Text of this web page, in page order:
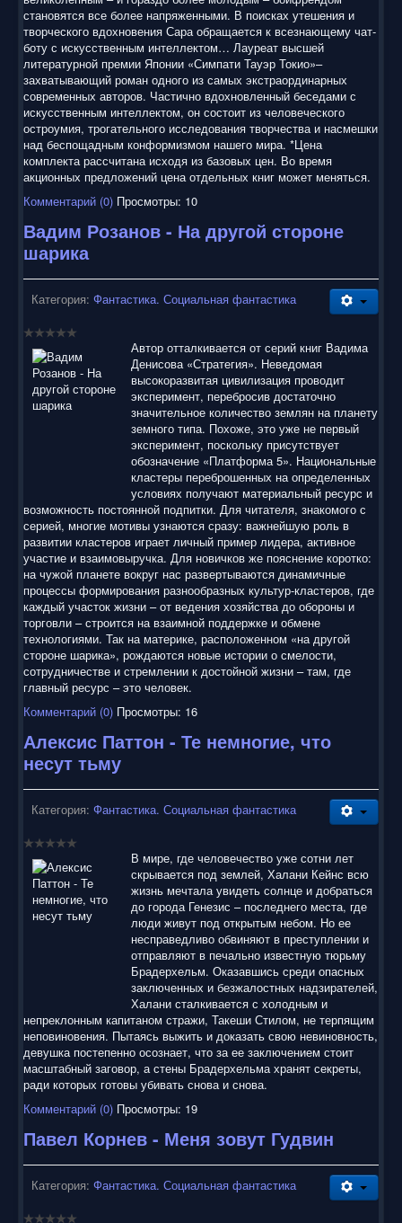
становятся все более напряженными. В поисках утешения и
творческого вдохновения Сара обращается к всезнающему чат-
боту с искусственным интеллектом… Лауреат высшей
литературной премии Японии «Симпати Тауэр Токио»–
захватывающий роман одного из самых экстраординарных
современных авторов. Частично вдохновленный беседами с
искусственным интеллектом, он состоит из человеческого
остроумия, трогательного исследования творчества и насмешки
над беспощадным конформизмом нашего мира. *Цена
комплекта рассчитана исходя из базовых цен. Во время
акционных предложений цена отдельных книг может меняться.
Комментарий (0) Просмотры: 10
Вадим Розанов - На другой стороне
шарика
Категория: Фантастика. Социальная фантастика
Автор отталкивается от серий книг Вадима
Денисова «Стратегия». Неведомая
высокоразвитая цивилизация проводит
эксперимент, перебросив достаточно
значительное количество землян на планету
земного типа. Похоже, это уже не первый
эксперимент, поскольку присутствует
обозначение «Платформа 5». Национальные
кластеры переброшенных на определенных
условиях получают материальный ресурс и
возможность постоянной подпитки. Для читателя, знакомого с
серией, многие мотивы узнаются сразу: важнейшую роль в
развитии кластеров играет личный пример лидера, активное
участие и взаимовыручка. Для новичков же пояснение коротко:
на чужой планете вокруг нас развертываются динамичные
процессы формирования разнообразных культур-кластеров, где
каждый участок жизни – от ведения хозяйства до обороны и
торговли – строится на взаимной поддержке и обмене
технологиями. Так на материке, расположенном «на другой
стороне шарика», рождаются новые истории о смелости,
сотрудничестве и стремлении к достойной жизни – там, где
главный ресурс – это человек.
Комментарий (0) Просмотры: 16
Алексис Паттон - Те немногие, что
несут тьму
Категория: Фантастика. Социальная фантастика
В мире, где человечество уже сотни лет
скрывается под землей, Халани Кейнс всю
жизнь мечтала увидеть солнце и добраться
до города Генезис – последнего места, где
люди живут под открытым небом. Но ее
несправедливо обвиняют в преступлении и
отправляют в печально известную тюрьму
Брадерхельм. Оказавшись среди опасных
заключенных и безжалостных надзирателей,
Халани сталкивается с холодным и
непреклонным капитаном стражи, Такеши Стилом, не терпящим
неповиновения. Пытаясь выжить и доказать свою невиновность,
девушка постепенно осознает, что за ее заключением стоит
масштабный заговор, а стены Брадерхельма хранят секреты,
ради которых готовы убивать снова и снова.
Комментарий (0) Просмотры: 19
Павел Корнев - Меня зовут Гудвин
Категория: Фантастика. Социальная фантастика